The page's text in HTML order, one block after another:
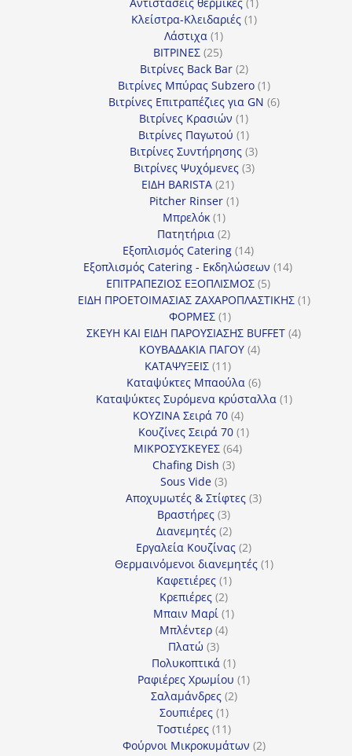
προϊόν
Κλείστρα-Κλειδαριές 11
Λάστιχα 11
προϊόν
ΒΙΤΡΙΝΕΣ 2525
προϊόντα
Βιτρίνες Back Bar 22
προϊόντα
Βιτρίνες Mπύρας Subzero 11
προϊόν
Βιτρίνες Επιτραπέζιες για GN 66
Βιτρίνες Κρασιών 11
προϊόν
Βιτρίνες Παγωτού 11
προϊόν
Βιτρίνες Συντήρησης 33
προϊόντα
Βιτρίνες Ψυχόμενες 33
ΕΙΔΗ BARISTA 2121
προϊόντα
Pitcher Rinser 11
Μπρελόκ 11
προϊόν
Πατητήρια 22
προϊόντα
Εξοπλισμός Catering 1414
προϊόντα
Εξοπλισμός Catering - Εκδηλώσεων 1414
ΕΠΙΤΡΑΠΕΖΙΟΣ ΕΞΟΠΛΙΣΜΟΣ 55
προϊόντα
ΕΙΔΗ ΠΡΟΕΤΟΙΜΑΣΙΑΣ ΖΑΧΑΡΟΠΛΑΣΤΙΚΗΣ 11
ΦΟΡΜΕΣ 11
προϊόν
ΣΚΕΥΗ ΚΑΙ ΕΙΔΗ ΠΑΡΟΥΣΙΑΣΗΣ BUFFET 44
ΚΟΥΒΑΔΑΚΙΑ ΠΑΓΟΥ 44
ΚΑΤΑΨΥΞΕΙΣ 1111
προϊόντα
Καταψύκτες Μπαούλα 66
προϊόντα
Καταψύκτες Συρόμενα κρύσταλλα 11
ΚΟΥΖΙΝΑ Σειρά 70 44
προϊόντα
Κουζίνες Σειρά 70 11
ΜΙΚΡΟΣΥΣΚΕΥΕΣ 6464
Chafing Dish 33
Sous Vide 33
προϊόντα
Αποχυμωτές & Στίφτες 33
Βραστήρες 33
προϊόντα
Διανεμητές 22
προϊόντα
Εργαλεία Κουζίνας 22
προϊόντα
Θερμαινόμενοι διανεμητές 11
Καφετιέρες 11
προϊόν
Κρεπιέρες 22
προϊόντα
Μπαιν Μαρί 11
Μπλέντερ 44
Πλατώ 33
προϊόντα
Πολυκοπτικά 11
προϊόν
Ραφιέρες Χρωμίου 11
Σαλαμάνδρες 22
Σουπιέρες 11
προϊόν
Τοστιέρες 1111
προϊόντα
Φούρνοι Μικροκυμάτων 22